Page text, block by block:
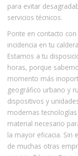
para evitar
servicios técnicos.
Ponte en contacto
incidencia en tu
Estamos a tu
horas, porque
momento más
geográfico urbano y
dispositivos y
modernas
material necesario
la mayor eficacia. Sin
de muchas otras